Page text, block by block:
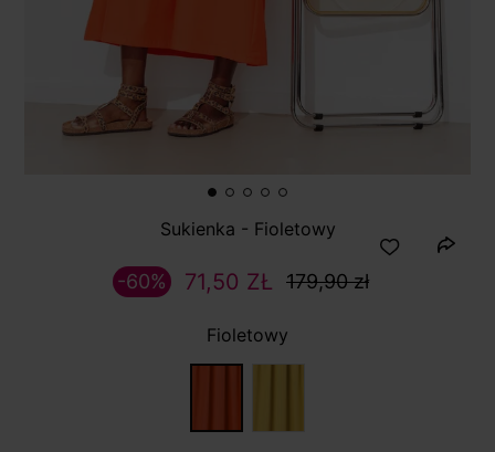
Sukienka - Fioletowy
71,50 ZŁ 179,90 zł
-60%
Fioletowy